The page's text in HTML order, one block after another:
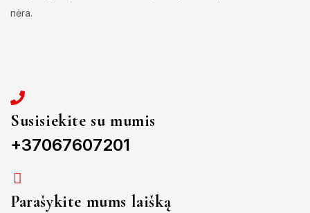
nėra.
Susisiekite su mumis
+37067607201
Parašykite mums laišką